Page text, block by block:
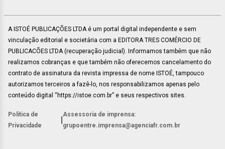
A ISTOÉ PUBLICAÇÕES LTDA é um portal digital independente e sem
vinculação editorial e societária com a EDITORA TRES COMÉRCIO DE
PUBLICACÕES LTDA (recuperação judicial). Informamos também que não
realizamos cobranças e que também não oferecemos cancelamento do
contrato de assinatura da revista impressa de nome ISTOÉ, tampouco
autorizamos terceiros a fazê-lo, nos responsabilizamos apenas pelo
conteúdo digital “https://istoe.com.br” e seus respectivos sites.
Política de
Privacidade
Assessoria de imprensa:
grupoentre.imprensa@agenciafr.com.br